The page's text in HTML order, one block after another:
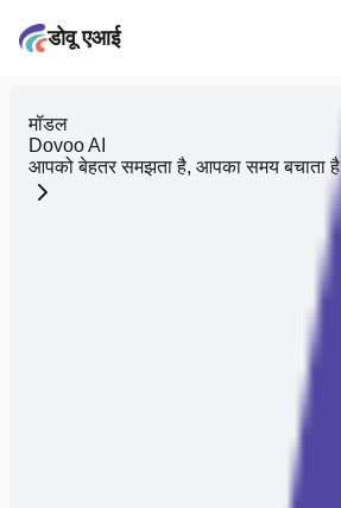
डोवू एआई
मॉडल
Dovoo AI
आपको बेहतर समझता है, आपका समय बचाता है